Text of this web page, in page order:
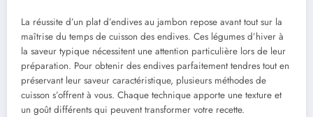
La réussite d’un plat d’endives au jambon repose avant tout sur la
maîtrise du temps de cuisson des endives. Ces légumes d’hiver à
la saveur typique nécessitent une attention particulière lors de leur
préparation. Pour obtenir des endives parfaitement tendres tout en
préservant leur saveur caractéristique, plusieurs méthodes de
cuisson s’offrent à vous. Chaque technique apporte une texture et
un goût différents qui peuvent transformer votre recette.